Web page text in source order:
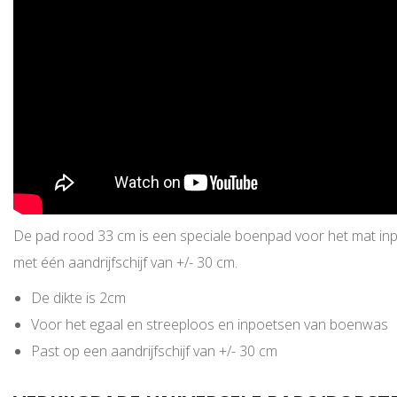
De pad rood 33 cm is een speciale boenpad voor het mat
met één aandrijfschijf van +/- 30 cm.
De dikte is 2cm
Voor het egaal en streeploos en inpoetsen van boenwas
Past op een aandrijfschijf van +/- 30 cm